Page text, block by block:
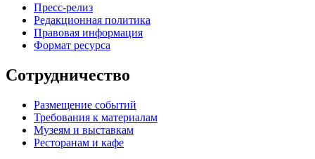
Пресс-релиз
Редакционная политика
Правовая информация
Формат ресурса
Сотрудничество
Размещение событий
Требования к материалам
Музеям и выставкам
Ресторанам и кафе